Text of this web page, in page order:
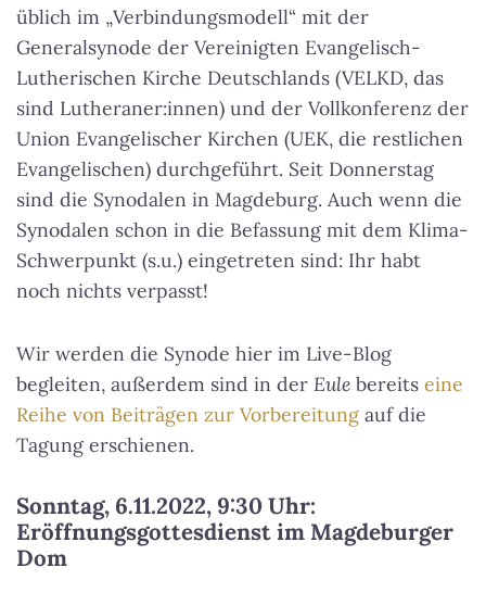
üblich im „Verbindungsmodell“ mit der
Generalsynode der Vereinigten Evangelisch-
Lutherischen Kirche Deutschlands (VELKD, das
sind Lutheraner:innen) und der Vollkonferenz der
Union Evangelischer Kirchen (UEK, die restlichen
Evangelischen) durchgeführt. Seit Donnerstag
sind die Synodalen in Magdeburg. Auch wenn die
Synodalen schon in die Befassung mit dem Klima-
Schwerpunkt (s.u.) eingetreten sind: Ihr habt
noch nichts verpasst!
Wir werden die Synode hier im Live-Blog
begleiten, außerdem sind in der Eule bereits eine
Reihe von Beiträgen zur Vorbereitung auf die
Tagung erschienen.
Sonntag, 6.11.2022, 9:30 Uhr:
Eröffnungsgottesdienst im Magdeburger
Dom